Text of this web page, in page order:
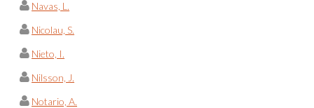
Navas, L.
Nicolau, S.
Nieto, I.
Nilsson, J.
Notario, A.